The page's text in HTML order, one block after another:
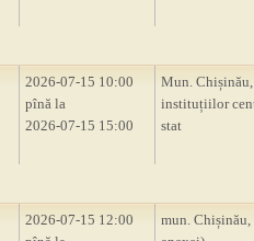
2026-07-15 10:00
pînă la
2026-07-15 15:00
Mun.
instituțiilor
stat
2026-07-15 12:00
mun.